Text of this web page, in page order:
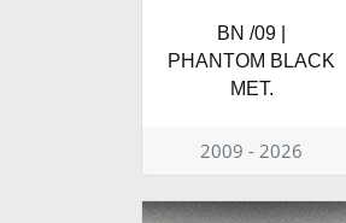
BN /09 |
PHANTOM BLACK
MET.
2009 - 2026